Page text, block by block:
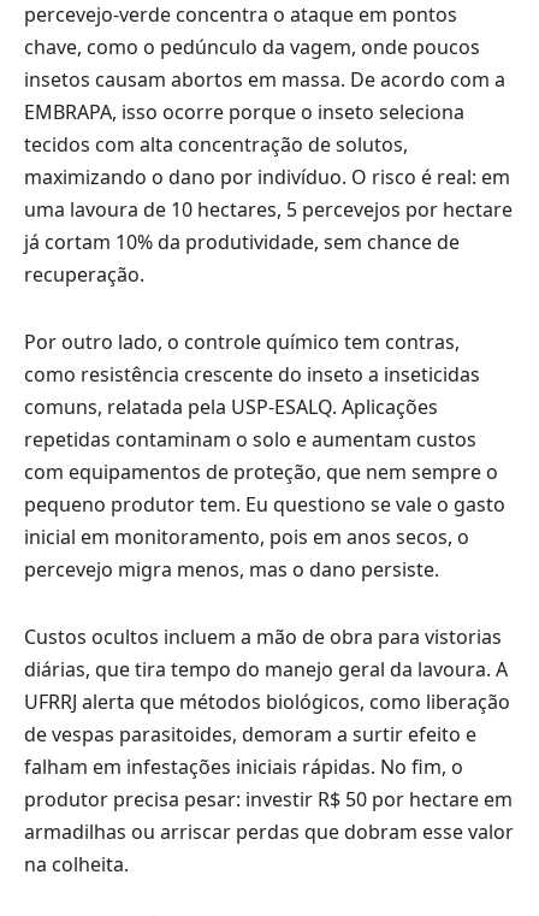
percevejo-verde concentra o ataque em pontos
chave, como o pedúnculo da vagem, onde poucos
insetos causam abortos em massa. De acordo com a
EMBRAPA, isso ocorre porque o inseto seleciona
tecidos com alta concentração de solutos,
maximizando o dano por indivíduo. O risco é real: em
uma lavoura de 10 hectares, 5 percevejos por hectare
já cortam 10% da produtividade, sem chance de
recuperação.
Por outro lado, o controle químico tem contras,
como resistência crescente do inseto a inseticidas
comuns, relatada pela USP-ESALQ. Aplicações
repetidas contaminam o solo e aumentam custos
com equipamentos de proteção, que nem sempre o
pequeno produtor tem. Eu questiono se vale o gasto
inicial em monitoramento, pois em anos secos, o
percevejo migra menos, mas o dano persiste.
Custos ocultos incluem a mão de obra para vistorias
diárias, que tira tempo do manejo geral da lavoura. A
UFRRJ alerta que métodos biológicos, como liberação
de vespas parasitoides, demoram a surtir efeito e
falham em infestações iniciais rápidas. No fim, o
produtor precisa pesar: investir R$ 50 por hectare em
armadilhas ou arriscar perdas que dobram esse valor
na colheita.